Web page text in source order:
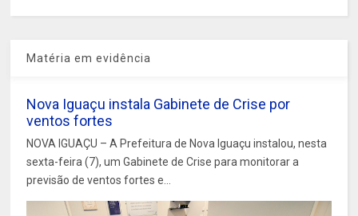
Matéria em evidência
Nova Iguaçu instala Gabinete de Crise por
ventos fortes
NOVA IGUAÇU – A Prefeitura de Nova Iguaçu instalou, nesta
sexta-feira (7), um Gabinete de Crise para monitorar a
previsão de ventos fortes e...